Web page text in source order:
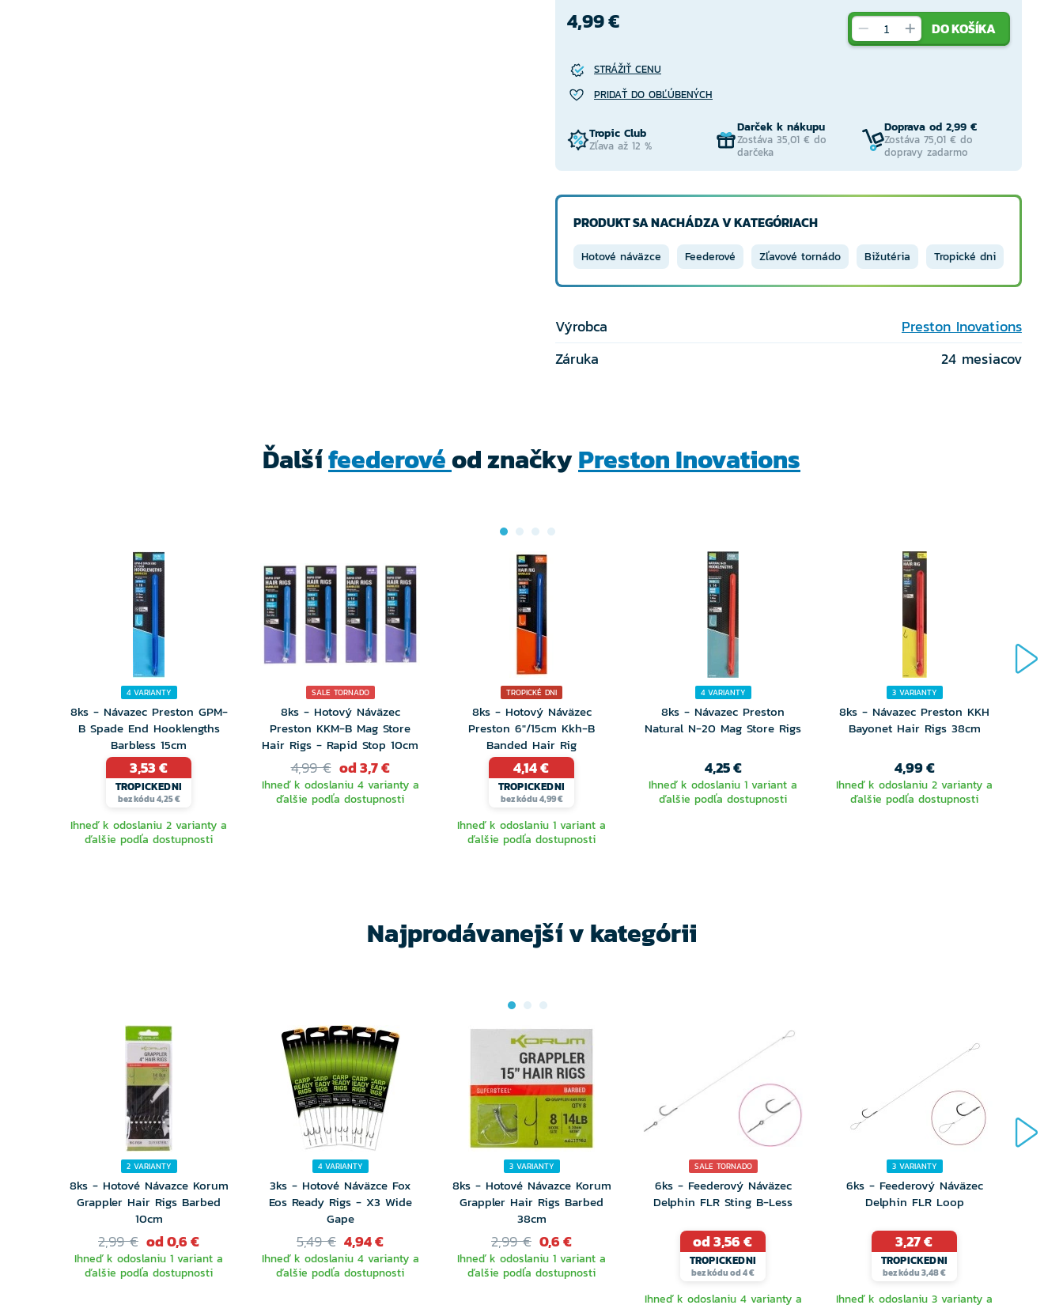
4,99 € DO KOŠÍKA
STRÁŽIŤ CENU
PRIDAŤ DO OBĽÚBENÝCH
Tropic Club
Zľava až 12 %
Darček k nákupu
Zostáva 35,01 € do
darčeka
Doprava od 2,99 €
Zostáva 75,01 € do
dopravy zadarmo
PRODUKT SA NACHÁDZA V KATEGÓRIACH
Hotové náväzce Feederové Zľavové tornádo Bižutéria Tropické dni
Výrobca
Preston Inovations
Záruka
24 mesiacov
Ďalšífeederovéod značkyPreston Inovations
4 VARIANTY
8ks - Návazec Preston GPM-
B Spade End Hooklengths
Barbless 15cm
3,53 €
TROPICKEDNI
bez kódu 4,25 €
Ihneď k odoslaniu 2 varianty a
ďalšie podľa dostupnosti
SALE TORNADO
8ks - Hotový Náväzec
Preston KKM-B Mag Store
Hair Rigs - Rapid Stop 10cm
4,99 € od 3,7 €
Ihneď k odoslaniu 4 varianty a
ďalšie podľa dostupnosti
TROPICKÉ DNI
8ks - Hotový Náväzec
Preston 6"/15cm Kkh-B
Banded Hair Rig
4,14 €
TROPICKEDNI
bez kódu 4,99 €
Ihneď k odoslaniu 1 variant a
ďalšie podľa dostupnosti
4 VARIANTY
8ks - Návazec Preston
Natural N-20 Mag Store Rigs
4,25 €
Ihneď k odoslaniu 1 variant a
ďalšie podľa dostupnosti
3 VARIANTY
8ks - Návazec Preston KKH
Bayonet Hair Rigs 38cm
4,99 €
Ihneď k odoslaniu 2 varianty a
ďalšie podľa dostupnosti
Najprodávanejší v kategórii
2 VARIANTY
8ks - Hotové Návazce Korum
Grappler Hair Rigs Barbed
10cm
2,99 € od 0,6 €
Ihneď k odoslaniu 1 variant a
ďalšie podľa dostupnosti
4 VARIANTY
3ks - Hotové Náväzce Fox
Eos Ready Rigs - X3 Wide
Gape
5,49 € 4,94 €
Ihneď k odoslaniu 4 varianty a
ďalšie podľa dostupnosti
3 VARIANTY
8ks - Hotové Návazce Korum
Grappler Hair Rigs Barbed
38cm
2,99 € 0,6 €
Ihneď k odoslaniu 1 variant a
ďalšie podľa dostupnosti
SALE TORNADO
6ks - Feederový Náväzec
Delphin FLR Sting B-Less
od 3,56 €
TROPICKEDNI
bez kódu od 4 €
Ihneď k odoslaniu 4 varianty a
3 VARIANTY
6ks - Feederový Náväzec
Delphin FLR Loop
3,27 €
TROPICKEDNI
bez kódu 3,48 €
Ihneď k odoslaniu 3 varianty a